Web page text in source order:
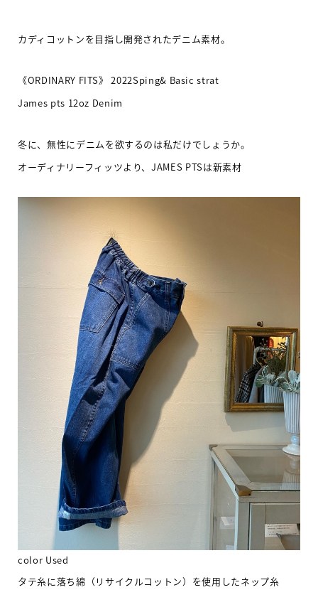
カディコットンを目指し開発されたデニム素材。
《ORDINARY FITS》 2022Sping& Basic strat
James pts 12oz Denim
冬に、無性にデニムを欲するのは私だけでしょうか。
オーディナリーフィッツより、JAMES PTSは新素材
color Used
タテ糸に落ち綿（リサイクルコットン）を使用したネップ糸